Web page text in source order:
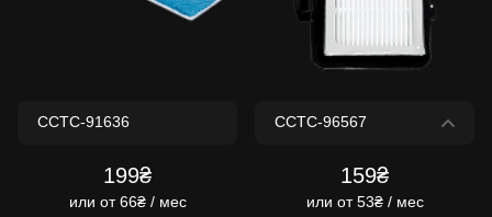
199₴
или от 66₴ / мес
159₴
или от 53₴ / мес